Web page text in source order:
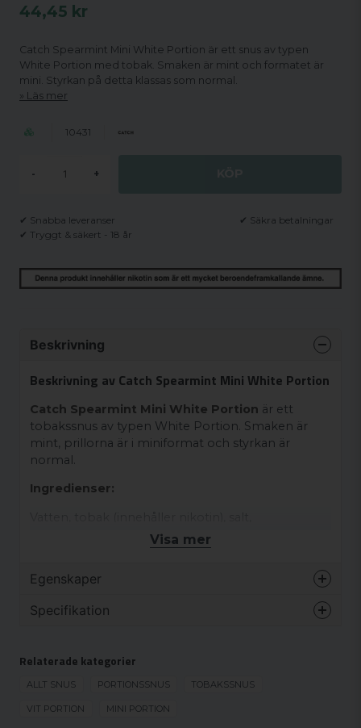
44,45 kr
Catch Spearmint Mini White Portion är ett snus av typen
White Portion med tobak. Smaken är mint och formatet är
mini. Styrkan på detta klassas som normal.
Läs mer
10431
- +
✔ Snabba leveranser
✔ Säkra betalningar
✔ Tryggt & säkert - 18 år
Beskrivning
Beskrivning av Catch Spearmint Mini White Portion
Catch Spearmint Mini White Portion är ett
tobakssnus av typen White Portion. Smaken är
mint, prillorna är i miniformat och styrkan är
normal.
Ingredienser:
fuktighetsbevarande medel (E1520),
surhetsreglerande medel (E500, E504), aromer,
Visa mer
Egenskaper
Varumärke
Format
Styrka
Normal
Produkttyp
Specifikation
Relaterade kategorier
ALLT SNUS PORTIONSSNUS TOBAKSSNUS
VIT PORTION MINI PORTION